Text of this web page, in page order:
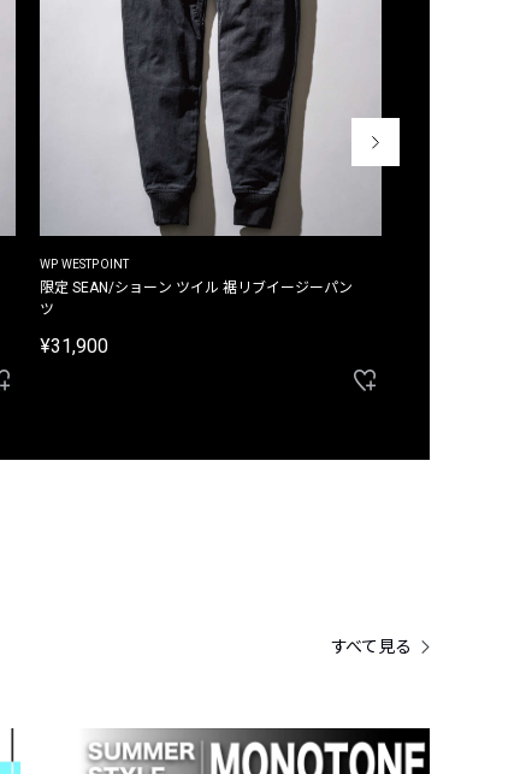
WP WESTPOINT
限定 SEAN/ショーン ツイル 裾リブイージーパン
ツ
¥31,900
すべて見る